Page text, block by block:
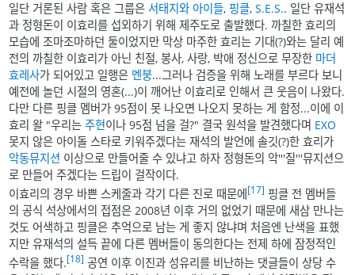
일단 거론된 사람 혹은 그룹은서태지와 아이들, 핑클,S.E.S.. 일단 유재석
과 정형돈이 이효리를 섭외하기 위해 제주도로 출발했다. 까칠한 효리의
모습에 조마조마하던 둘이었지만 막상 마주한 효리는 기대(?)와는 달리 예
전의 까칠한 이효리가 아닌 친절, 봉사, 사랑, 박애 정신으로 무장한 마더
효레사가 되어있고 일행은 멘붕...그러나 검증을 위해 노래를 부르다 보니
예전에 놀던 시절의 영혼(...)이 깨어난 이효리로 인해서 큰 웃음이 나왔다.
다만 다른 핑클 멤버가 95점이 못 나오면 나오지 못하는 게 함정...이에 이
효리 왈 "우리는주현이나 95점 넘을 걸?" 결국 원석을 발견했다며 EXO
못지 않은 아이돌 스타로 키워주겠다는 재석의 발언에 솔깃(?)한 효리가
악동뮤지션 이상으로 만들어줄 수 있냐고 하자 정형돈의 악'''질'''뮤지션으
로 만들어 주겠다는 드립이 걸작이다.
이효리의 경우 바쁜 스케줄과 각기 다른 진로 때문에[17] 핑클 전 멤버들
의 공식 석상에서의 접점은 2008년 이후 거의 없었기 때문에 새삼 만나는
것도 어색하고 핑클은 추억으로 남는 게 좋지 않냐며 처음엔 난색을 표했
지만 유재석의 설득 끝에 다른 멤버들이 동의한다는 전제 하에 잠정적인
수락을 했다.[18] 공연 이후 이진과 성유리를 비난하는 댓글들이 상당 수